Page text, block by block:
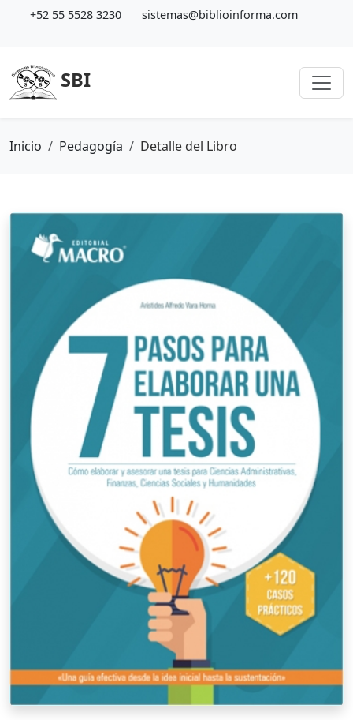
+52 55 5528 3230 sistemas@biblioinforma.com
SBI
Inicio Pedagogía Detalle del Libro